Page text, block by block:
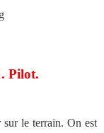
Pilot.
sur le terrain. On est